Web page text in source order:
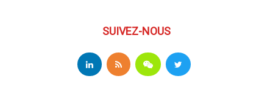
SUIVEZ-NOUS